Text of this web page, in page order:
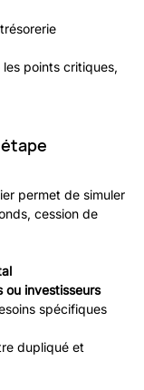
points critiques,
permet de simuler
cession de
ou investisseurs
spécifiques
dupliqué et